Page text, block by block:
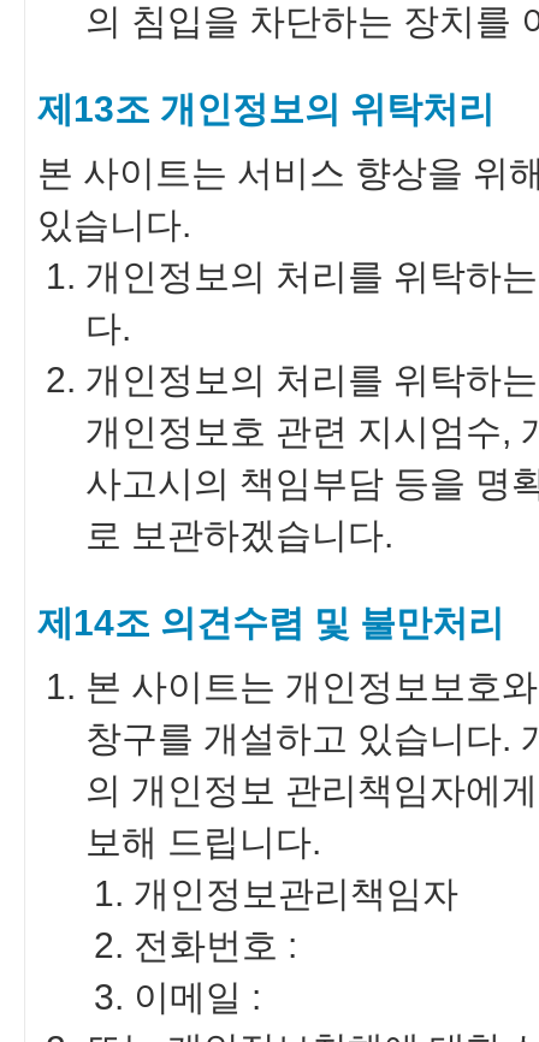
의 침입을 차단하는 장치를
제13조 개인정보의 위탁처리
본 사이트는 서비스 향상을 위
있습니다.
개인정보의 처리를 위탁하
다.
개인정보의 처리를 위탁하
개인정보호 관련 지시엄수,
사고시의 책임부담 등을 명
로 보관하겠습니다.
제14조 의견수렴 및 불만처리
본 사이트는 개인정보보호
창구를 개설하고 있습니다.
의 개인정보 관리책임자에
보해 드립니다.
개인정보관리책임자
전화번호 :
이메일 :